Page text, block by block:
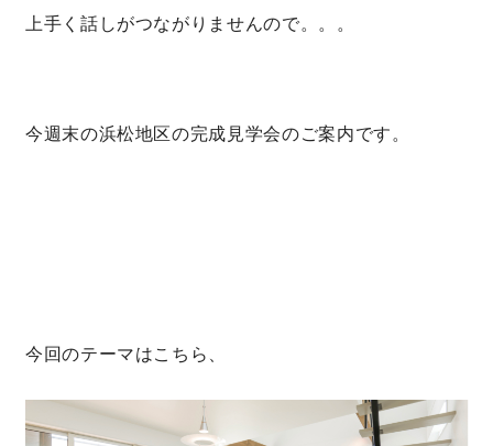
上手く話しがつながりませんので。。。
今週末の浜松地区の完成見学会のご案内です。
今回のテーマはこちら、